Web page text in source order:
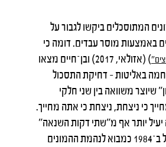
המתוסכלים ביקשו לגבור על
באמצעות מוסר עבדים. דומה כי
"
) (אזולאי, 2017) ובן־חיים מצאו
באליטות – דחיקת התסכול
שיוצר משוואה בין שני חלקי
כי ניצחת, ניצחת כי אתה מחייך.
יעיל יותר אף מ"שתי דקות השנאה"